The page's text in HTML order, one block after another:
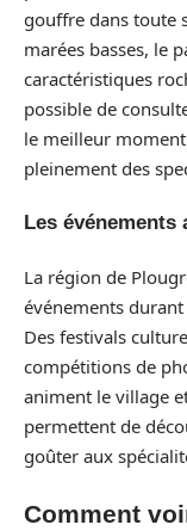
gouffre dans toute
marées basses, le
caractéristiques
possible de
le meilleur
pleinement des
Les
La région de
événements durant
Des festivals
compétitions de
animent le village
permettent de
goûter aux
Comment